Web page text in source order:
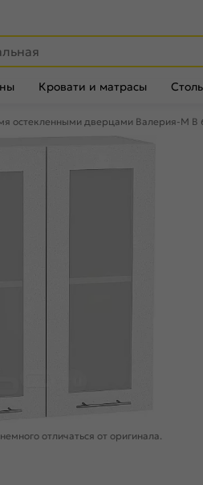
Кровати и матрасы
остекленными дверцами Валерия-М В
отличаться от оригинала.